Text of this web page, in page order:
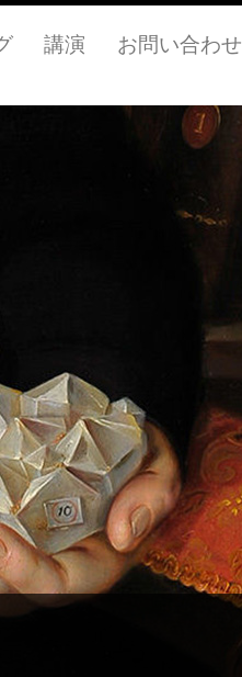
講演 お問い合わせ